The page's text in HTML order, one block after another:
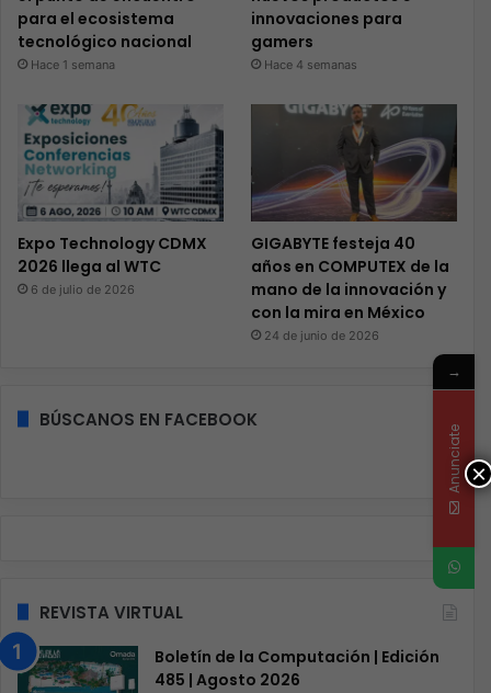
para el ecosistema
tecnológico nacional
Hace 1 semana
innovaciones para
gamers
Hace 4 semanas
Expo Technology CDMX
2026 llega al WTC
6 de julio de 2026
GIGABYTE festeja 40
años en COMPUTEX de la
mano de la innovación y
con la mira en México
24 de junio de 2026
BÚSCANOS EN FACEBOOK
REVISTA VIRTUAL
Boletín de la Computación | Edición
485 | Agosto 2026
×
→
Anunciate